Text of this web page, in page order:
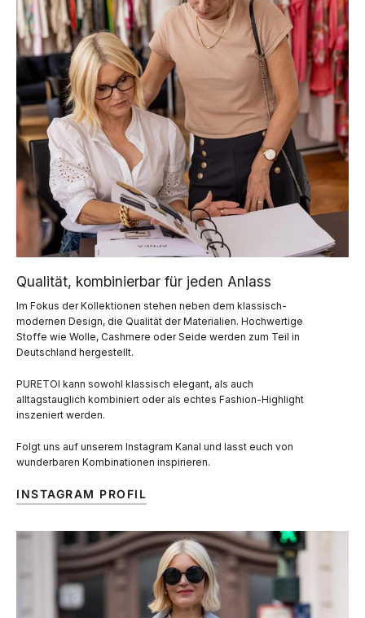
Qualität, kombinierbar für jeden Anlass
Im Fokus der Kollektionen stehen neben dem klassisch-
modernen Design, die Qualität der Materialien. Hochwertige
Stoffe wie Wolle, Cashmere oder Seide werden zum Teil in
Deutschland hergestellt.
PURETOI kann sowohl klassisch elegant, als auch
alltagstauglich kombiniert oder als echtes Fashion-Highlight
inszeniert werden.
Folgt uns auf unserem Instagram Kanal und lasst euch von
wunderbaren Kombinationen inspirieren.
INSTAGRAM PROFIL